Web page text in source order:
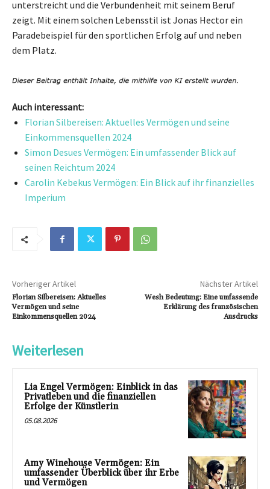
unterstreicht und die Verbundenheit mit seinem Beruf
zeigt. Mit einem solchen Lebensstil ist Jonas Hector ein
Paradebeispiel für den sportlichen Erfolg auf und neben
dem Platz.
Auch interessant:
Florian Silbereisen: Aktuelles Vermögen und seine
Einkommensquellen 2024
Simon Desues Vermögen: Ein umfassender Blick auf
seinen Reichtum 2024
Carolin Kebekus Vermögen: Ein Blick auf ihr finanzielles
Imperium
Vorheriger Artikel
Florian Silbereisen: Aktuelles
Vermögen und seine
Einkommensquellen 2024
Nächster Artikel
Wesh Bedeutung: Eine umfassende
Erklärung des französischen
Ausdrucks
Weiterlesen
Lia Engel Vermögen: Einblick in das
Privatleben und die finanziellen
Erfolge der Künstlerin
05.08.2026
Amy Winehouse Vermögen: Ein
umfassender Überblick über ihr Erbe
und Vermögen